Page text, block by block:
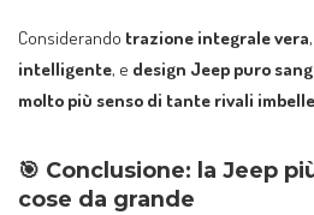
Considerando trazione integrale vera,
intelligente, e design Jeep puro
molto più senso di tante rivali
🎯 Conclusione: la Jeep
cose da grande